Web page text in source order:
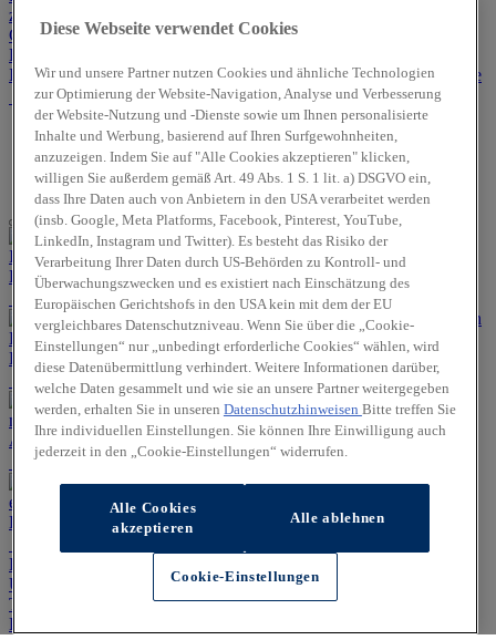
Hyundai
INSTER
Hyundai
Promise –
Geprüfte
Gebrauchtwagen
GewerbekundenWerkstattservice
Hyundai INSTER
Hyundai Promise – Geprüfte Gebrauchtwagen
Angebote für Gewerbekunden
Hyundai Werkstattservice
Erleben Sie Ihren Hyundai!
Unsere Service-ExpertenJetzt Servicetermin vereinbaren
Teile & Zubehör
Jetzt Zubehör-Katalog entdecken
Karriere
Diese Webseite verwendet Cookies
Wir und unsere Partner nutzen Cookies und ähnliche Technologien
zur Optimierung der Website-Navigation, Analyse und Verbesserung
der Website-Nutzung und -Dienste sowie um Ihnen personalisierte
Inhalte und Werbung, basierend auf Ihren Surfgewohnheiten,
anzuzeigen. Indem Sie auf "Alle Cookies akzeptieren" klicken,
willigen Sie außerdem gemäß Art. 49 Abs. 1 S. 1 lit. a) DSGVO ein,
dass Ihre Daten auch von Anbietern in den USA verarbeitet werden
(insb. Google, Meta Platforms, Facebook, Pinterest, YouTube,
LinkedIn, Instagram und Twitter). Es besteht das Risiko der
Verarbeitung Ihrer Daten durch US-Behörden zu Kontroll- und
Überwachungszwecken und es existiert nach Einschätzung des
Europäischen Gerichtshofs in den USA kein mit dem der EU
vergleichbares Datenschutzniveau. Wenn Sie über die „Cookie-
Einstellungen“ nur „unbedingt erforderliche Cookies“ wählen, wird
diese Datenübermittlung verhindert. Weitere Informationen darüber,
welche Daten gesammelt und wie sie an unsere Partner weitergegeben
werden, erhalten Sie in unseren Datenschutzhinweisen Bitte treffen Sie
Ihre individuellen Einstellungen. Sie können Ihre Einwilligung auch
jederzeit in den „Cookie-Einstellungen“ widerrufen.
Alle Cookies
akzeptieren
Alle ablehnen
Cookie-Einstellungen